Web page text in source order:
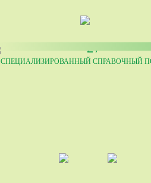
27
СПЕЦИАЛИЗИРОВАННЫЙ СПРАВОЧНЫЙ